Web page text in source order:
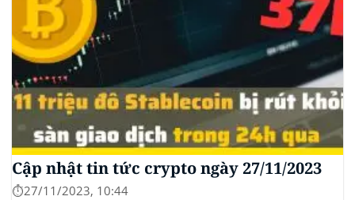
Cập nhật tin tức crypto ngày 27/11/2023
⏱️27/11/2023, 10:44